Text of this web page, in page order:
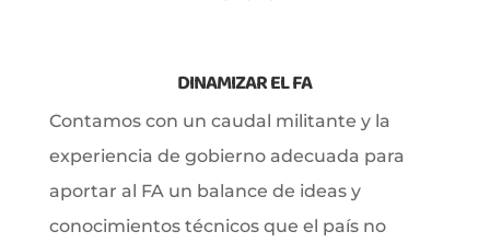
DINAMIZAR EL FA
Contamos con un caudal militante y la
experiencia de gobierno adecuada para
aportar al FA un balance de ideas y
conocimientos técnicos que el país no